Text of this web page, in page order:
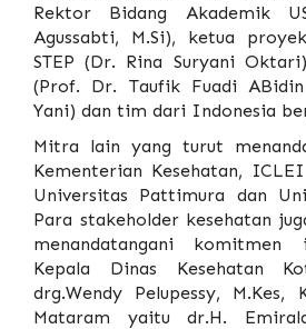
Rektor Bidang Akademik
Agussabti, M.Si), ketua
STEP (Dr. Rina Suryani
(Prof. Dr. Taufik Fuadi
Yani) dan tim dari Indonesia
Mitra lain yang turut
Kementerian Kesehatan,
Universitas Pattimura dan
Para stakeholder kesehatan
menandatangani
Kepala Dinas Kesehatan
drg.Wendy Pelupessy, M.Kes,
Mataram yaitu dr.H.